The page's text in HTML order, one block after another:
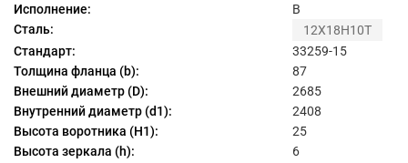
Исполнение:
B
Сталь:
12Х18Н10Т
Стандарт:
33259-15
Толщина фланца (b):
87
Внешний диаметр (D):
2685
Внутренний диаметр (d1):
2408
Высота воротника (H1):
25
Высота зеркала (h):
6